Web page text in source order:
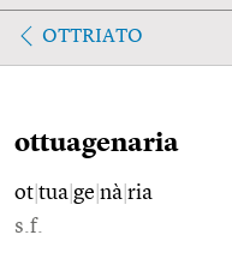
OTTRIATO
ottuagenaria
ot tua ge nà ria
s.f.